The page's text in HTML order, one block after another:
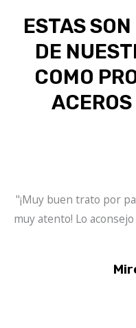
ESTAS
DE
COMO
"¡Muy buen trato por
muy atento! Lo